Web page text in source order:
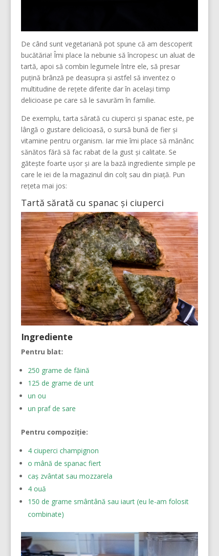
De când sunt vegetariană pot spune că am descoperit
bucătăria! Îmi place la nebunie să încropesc un aluat de
tartă, apoi să combin legumele între ele, să presar
puțină brânză pe deasupra și astfel să inventez o
multitudine de rețete diferite dar în același timp
delicioase pe care să le savurăm în familie.
De exemplu, tarta sărată cu ciuperci și spanac este, pe
lângă o gustare delicioasă, o sursă bună de fier și
vitamine pentru organism. Iar mie îmi place să mănânc
sănătos fără să fac rabat de la gust și calitate. Se
gătește foarte ușor și are la bază ingrediente simple pe
care le iei de la magazinul din colț sau din piață. Pun
rețeta mai jos:
Tartă sărată cu spanac și ciuperci
Ingrediente
Pentru blat:
250 grame de făină
125 de grame de unt
un ou
un praf de sare
Pentru compoziție:
4 ciuperci champignon
o mână de spanac fiert
caș zvântat sau mozzarela
4 ouă
150 de grame smântână sau iaurt (eu le-am folosit
combinate)